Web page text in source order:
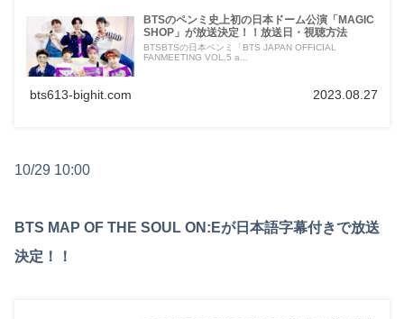
BTSのペンミ史上初の日本ドーム公演「MAGIC
SHOP」が放送決定！！放送日・視聴方法
BTSBTSの日本ペンミ「BTS JAPAN OFFICIAL
FANMEETING VOL.5 a...
bts613-bighit.com 2023.08.27
10/29 10:00
BTS MAP OF THE SOUL ON:Eが日本語字幕付きで放送
決定！！